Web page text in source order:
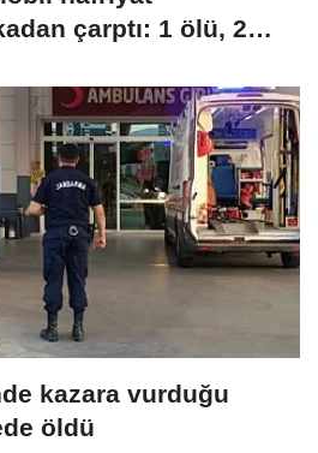
çarptı: 1 ölü, 2
kazara vurduğu
öldü